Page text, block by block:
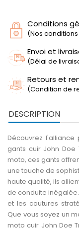
Conditions
(Nos
Envoi et
(Délai de
Retours et
(Condition de
DESCRIPTION
Découvrez
gants cuir John Doe
moto, ces gants
une touche de
haute qualité, ils
de conduite
et les coutures
Que vous soyez un
moto cuir John Doe